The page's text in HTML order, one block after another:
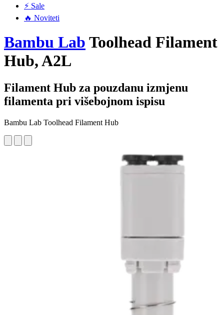
⚡ Sale
🔥 Noviteti
Bambu Lab Toolhead Filament
Hub, A2L
Filament Hub za pouzdanu izmjenu
filamenta pri višebojnom ispisu
Bambu Lab Toolhead Filament Hub